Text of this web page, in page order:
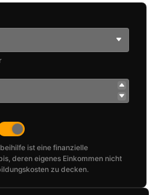
ist eine finanzielle
deren eigenes Einkommen nicht
zu decken.